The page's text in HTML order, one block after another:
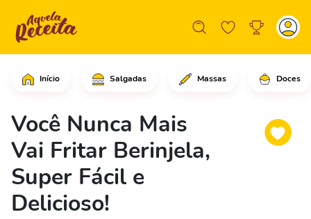
Início Salgadas Massas Doces
Você Nunca Mais
Vai Fritar Berinjela,
Super Fácil e
Delicioso!
Comece cortando as beringelas em